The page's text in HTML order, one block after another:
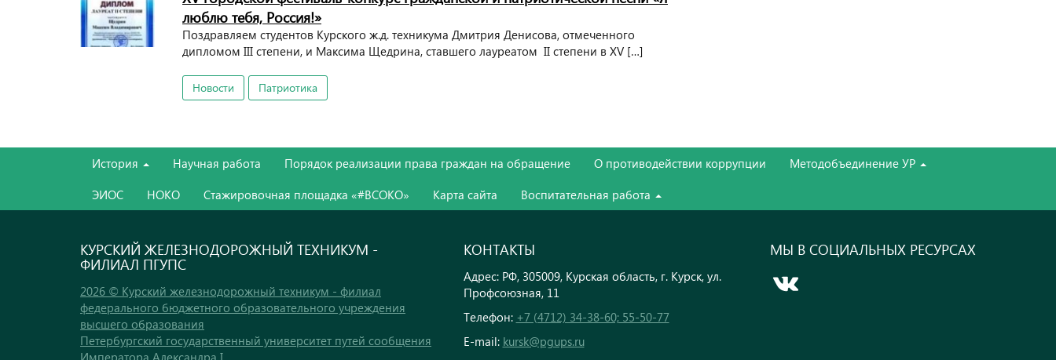
люблю тебя, Россия!»
Поздравляем студентов Курского ж.д. техникума Дмитрия Денисова, отмеченного
дипломом III степени, и Максима Щедрина, ставшего лауреатом II степени в XV […]
Новости Патриотика
История Научная работа Порядок реализации права граждан на обращение О противодействии коррупции
Методобъединение УР
ЭИОС
НОКО Стажировочная площадка «#ВСОКО» Карта сайта Воспитательная работа
КУРСКИЙ ЖЕЛЕЗНОДОРОЖНЫЙ ТЕХНИКУМ -
ФИЛИАЛ ПГУПС
2026 © Курский железнодорожный техникум - филиал
федерального бюджетного образовательного учреждения
высшего образования
Петербургский государственный университет путей сообщения
Императора Александра I
КОНТАКТЫ
Адрес: РФ, 305009, Курская область, г. Курск, ул.
Профсоюзная, 11
Телефон: +7 (4712) 34-38-60; 55-50-77
E-mail: kursk@pgups.ru
МЫ В СОЦИАЛЬНЫХ РЕСУРСАХ